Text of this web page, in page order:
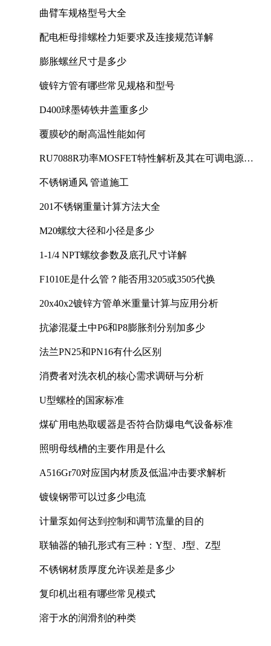
曲臂车规格型号大全
配电柜母排螺栓力矩要求及连接规范详解
膨胀螺丝尺寸是多少
镀锌方管有哪些常见规格和型号
D400球墨铸铁井盖重多少
覆膜砂的耐高温性能如何
RU7088R功率MOSFET特性解析及其在可调电源设
不锈钢通风 管道施工
201不锈钢重量计算方法大全
M20螺纹大径和小径是多少
1-1/4 NPT螺纹参数及底孔尺寸详解
F1010E是什么管？能否用3205或3505代换
20x40x2镀锌方管单米重量计算与应用分析
抗渗混凝土中P6和P8膨胀剂分别加多少
法兰PN25和PN16有什么区别
消费者对洗衣机的核心需求调研与分析
U型螺栓的国家标准
煤矿用电热取暖器是否符合防爆电气设备标准
照明母线槽的主要作用是什么
A516Gr70对应国内材质及低温冲击要求解析
镀镍钢带可以过多少电流
计量泵如何达到控制和调节流量的目的
联轴器的轴孔形式有三种：Y型、J型、Z型
不锈钢材质厚度允许误差是多少
复印机出租有哪些常见模式
溶于水的润滑剂的种类